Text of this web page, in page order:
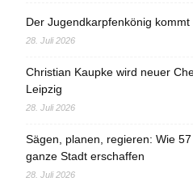
Der Jugendkarpfenkönig
28. Juli 2026
Christian Kaupke wird neuer
Leipzig
28. Juli 2026
Sägen, planen, regieren: Wie
ganze Stadt erschaffen
28. Juli 2026